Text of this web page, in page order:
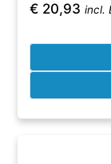
€ 20,93 incl.